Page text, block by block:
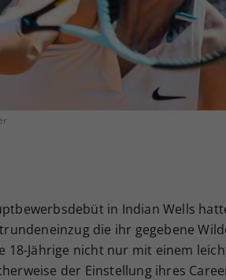
in Indian Wells
die ihr gegebene
18-Jährige nicht nur mit einem
der Einstellung ihres
Ihrer